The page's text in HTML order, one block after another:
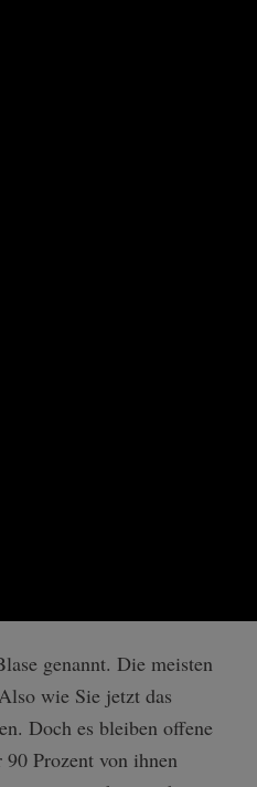
genannt. Die meisten
wie Sie jetzt das
Doch es bleiben offene
Prozent von ihnen